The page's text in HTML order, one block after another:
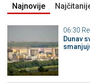
Najnovije
06:30
Dunav